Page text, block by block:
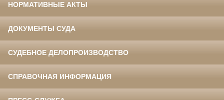
НОРМАТИВНЫЕ АКТЫ
ДОКУМЕНТЫ СУДА
СУДЕБНОЕ ДЕЛОПРОИЗВОДСТВО
СПРАВОЧНАЯ ИНФОРМАЦИЯ